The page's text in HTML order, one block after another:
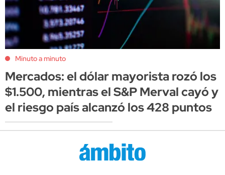
Minuto a minuto
Mercados: el dólar mayorista rozó los
$1.500, mientras el S&P Merval cayó y
el riesgo país alcanzó los 428 puntos